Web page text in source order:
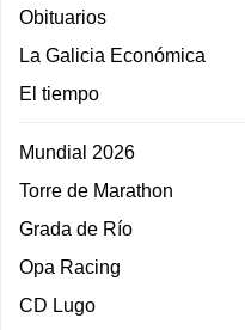
Obituarios
La Galicia Económica
El tiempo
Mundial 2026
Torre de Marathon
Grada de Río
Opa Racing
CD Lugo